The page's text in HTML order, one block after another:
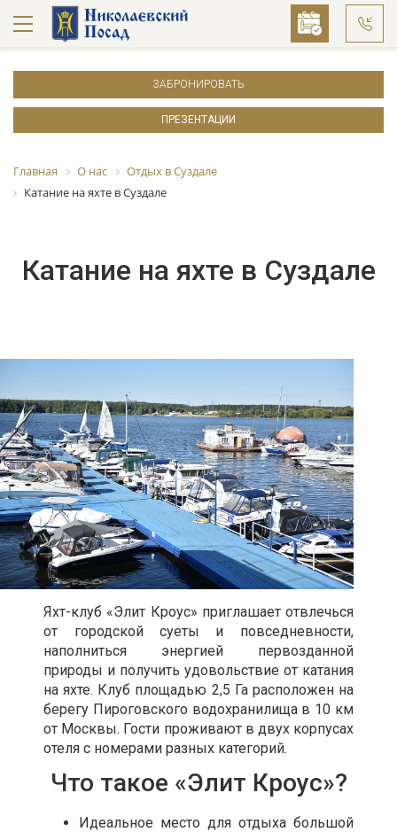
ЗАБРОНИРОВАТЬ
ПРЕЗЕНТАЦИИ
Главная О нас
Отдых в Суздале
Катание на яхте в Суздале
Катание на яхте в Суздале
Яхт-клуб «Элит Кроус» приглашает отвлечься
от городской суеты и повседневности,
наполниться энергией первозданной
природы и получить удовольствие от катания
на яхте. Клуб площадью 2,5 Га расположен на
берегу Пироговского водохранилища в 10 км
от Москвы. Гости проживают в двух корпусах
отеля с номерами разных категорий.
Что такое «Элит Кроус»?
Идеальное место для отдыха большой